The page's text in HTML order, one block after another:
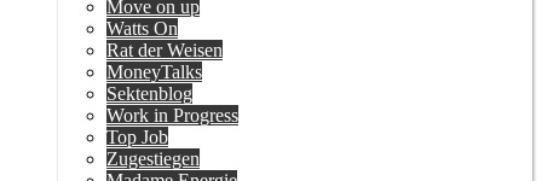
Move on up
Watts On
Rat der Weisen
MoneyTalks
Sektenblog
Work in Progress
Top Job
Zugestiegen